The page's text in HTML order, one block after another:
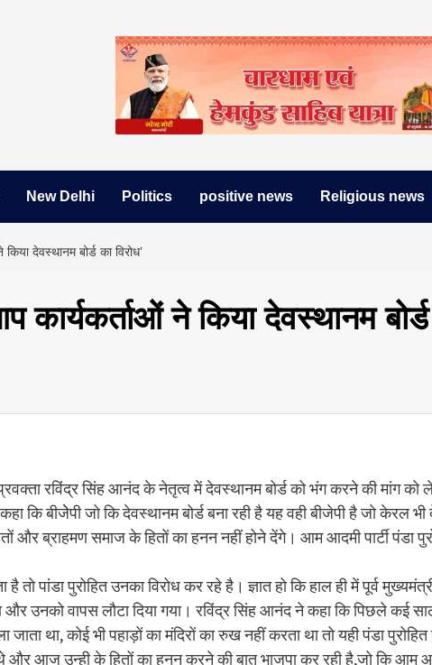
New Delhi Politics positive news Religious news
देवस्थानम बोर्ड का विरोध’
कार्यकर्ताओं ने किया देवस्थानम
रविंद्र सिंह आनंद के नेतृत्व में देवस्थानम बोर्ड को भंग करने की मांग को
कि बीजेेपी जो कि देवस्थानम बोर्ड बना रही है यह वही बीजेपी है जो केरल भी
और ब्राहमण समाज के हितों का हनन नहीं होने देंगे। आम आदमी पार्टी पंडा
तो पांडा पुरोहित उनका विरोध कर रहे है। ज्ञात हो कि हाल ही में पूर्व
और उनको वापस लौटा दिया गया। रविंद्र सिंह आनंद ने कहा कि पिछले कई
जाता था, कोई भी पहाड़ों का मंदिरों का रुख नहीं करता था तो यही पंडा
आज उन्ही के हितों का हनन करने की बात भाजपा कर रही है,जो कि आम